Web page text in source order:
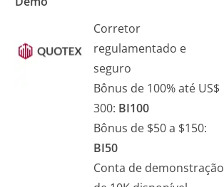
Corretor
regulamentado e
seguro
Bônus de 100% até US$
300: BI100
Bônus de $50 a $150:
BI50
Conta de demonstração